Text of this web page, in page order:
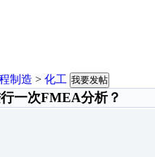
制造 > 化工 我要发帖
一次FMEA分析？